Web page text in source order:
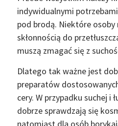
indywidualnymi
pod brodą. Niektóre
skłonnością do
muszą zmagać się z
Dlatego tak ważne jest
preparatów
cery. W przypadku suchej i
dobrze sprawdzają się